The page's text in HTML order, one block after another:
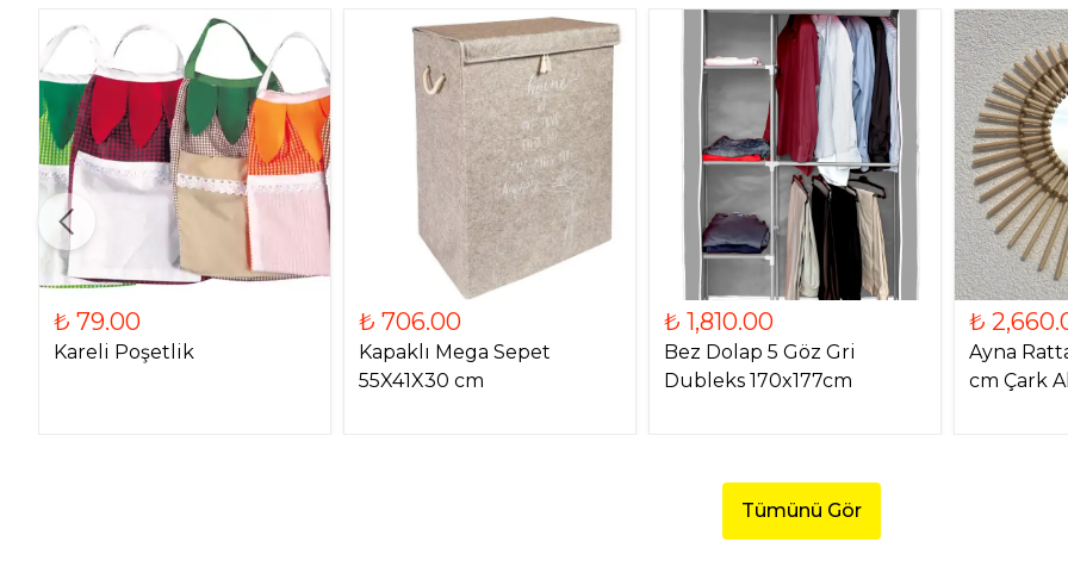
₺ 79.00
Kareli Poşetlik
₺ 706.00
Kapaklı Mega Sepet
55X41X30 cm
₺ 1,810.00
Bez Dolap 5 Göz Gri
Dubleks 170x177cm
₺
Ayna
cm Çark
Tümünü Gör